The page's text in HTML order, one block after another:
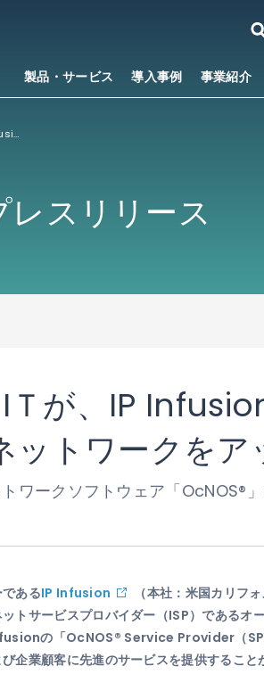
製品・サービス 導入事例 事業紹介
オーストリアのRiepert IＴが、IP InfusionおよびEPS Globalの支援により、ネットワークをアップデート
レスリリース
が、IP
トワークをア
ークソフトウェア「OcNOS®
あるIP Infusion
（本社：米国カリフ
トサービスプロバイダー（ISP）であるオ
の「OcNOS® Service Provider（SP
企業顧客に先進のサービスを提供すること